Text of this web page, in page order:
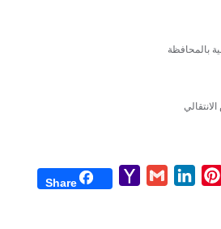
Pinterest
LinkedIn
Gmail
Yahoo
Share